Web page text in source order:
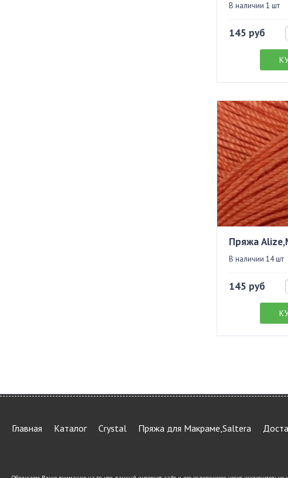
В наличии 1 шт
145 руб
Пряжа
В наличии 14 шт
145 руб
Главная Каталог Crystal Пряжа для Макраме,Saltera